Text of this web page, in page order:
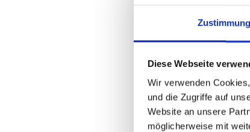
Zustimmung
Diese Webseite
Wir verwenden
und die Zugriffe auf
Website an unsere
möglicherweise mit